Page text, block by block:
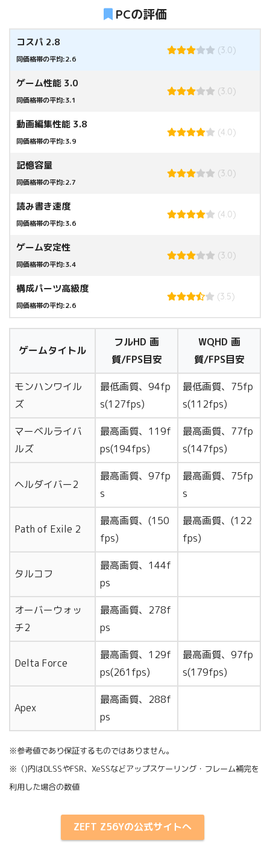
PCの評価
コスパ 2.8
同価格帯の平均:2.6
(3.0)
ゲーム性能 3.0
同価格帯の平均:3.1
(3.0)
動画編集性能 3.8
同価格帯の平均:3.9
(4.0)
記憶容量
同価格帯の平均:2.7
(3.0)
読み書き速度
同価格帯の平均:3.6
(4.0)
ゲーム安定性
同価格帯の平均:3.4
(3.0)
構成パーツ高級度
同価格帯の平均:2.6
(3.5)
ゲームタイトル
フルHD 画
質/FPS目安
WQHD 画
質/FPS目安
モンハンワイル
ズ
最低画質、94fp
s(127fps)
最低画質、75fp
s(112fps)
マーベルライバ
ルズ
最高画質、119f
ps(194fps)
最高画質、77fp
s(147fps)
ヘルダイバー2
最高画質、97fp
s
最高画質、75fp
s
Path of Exile 2
最高画質、(150
fps)
最高画質、(122
fps)
タルコフ
最高画質、144f
ps
オーバーウォッ
チ2
最高画質、278f
ps
Delta Force
最高画質、129f
ps(261fps)
最高画質、97fp
s(179fps)
Apex
最高画質、288f
ps
※参考値であり保証するものではありません。
※（)内はDLSSやFSR、XeSSなどアップスケーリング・フレーム補完を
利用した場合の数値
ZEFT Z56Yの公式サイトへ